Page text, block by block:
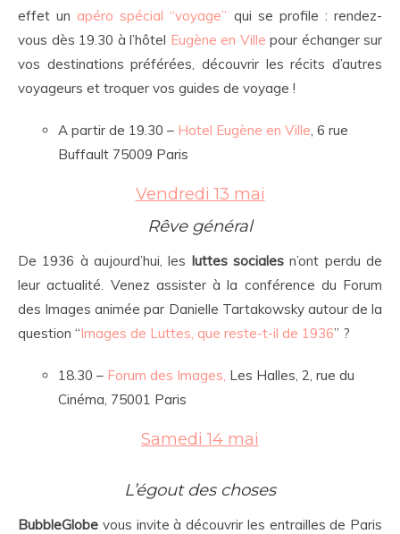
effet un apéro spécial “voyage” qui se profile : rendez-
vous dès 19.30 à l’hôtel Eugène en Ville pour échanger sur
vos destinations préférées, découvrir les récits d’autres
voyageurs et troquer vos guides de voyage !
A partir de 19.30 – Hotel Eugène en Ville, 6 rue
Buffault 75009 Paris
Vendredi 13 mai
Rêve général
De 1936 à aujourd’hui, les luttes sociales n’ont perdu de
leur actualité. Venez assister à la conférence du Forum
des Images animée par Danielle Tartakowsky autour de la
question “Images de Luttes, que reste-t-il de 1936” ?
18.30 – Forum des Images, Les Halles, 2, rue du
Cinéma, 75001 Paris
Samedi 14 mai
L’égout des choses
BubbleGlobe vous invite à découvrir les entrailles de Paris